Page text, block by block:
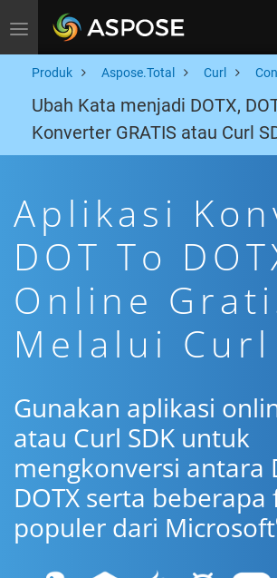
Toggle navigation
Produk Aspose.Total Curl
Ubah Kata menjadi DOTX,
Konverter GRATIS atau Curl
Aplikasi
DOT To
Online
Melalui Curl
Gunakan aplikasi
atau Curl SDK untuk
mengkonversi antara
DOTX serta
populer dari Microsoft